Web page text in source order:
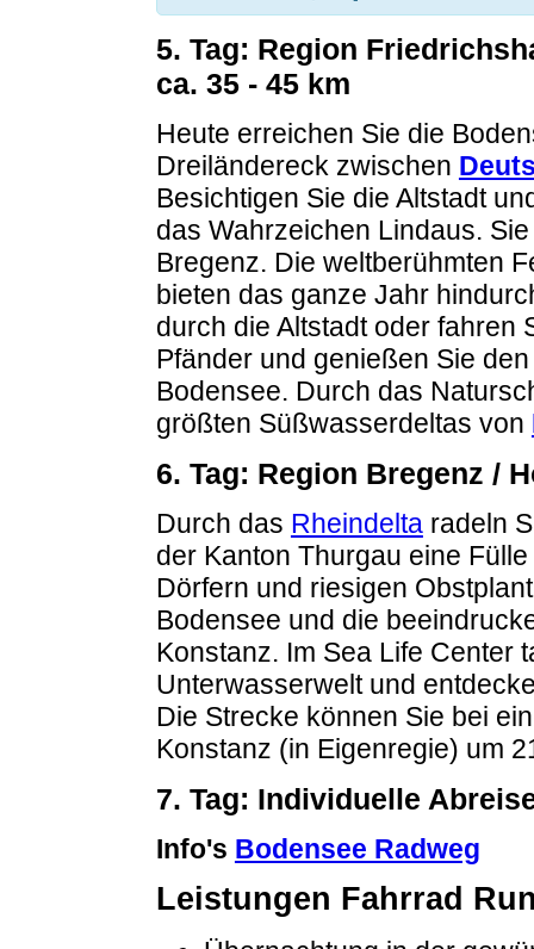
5. Tag: Region
ca. 35 - 45 km
Heute erreichen Sie die
Dreiländereck zwischen
Besichtigen Sie die Altstadt
das Wahrzeichen Lindaus.
Bregenz. Die weltberühmten
bieten das ganze Jahr
durch die Altstadt oder fahren
Pfänder und genießen Sie
Bodensee. Durch das
größten Süßwasserdeltas von
6. Tag: Region Bregenz /
Durch das Rheindeltaradeln
der Kanton Thurgau eine
Dörfern und riesigen
Bodensee und die
Konstanz. Im Sea Life Center
Unterwasserwelt und
Die Strecke können Sie bei
Konstanz (in Eigenregie) um
7. Tag: Individuelle
Info's Bodensee Radweg
Leistungen Fahrrad